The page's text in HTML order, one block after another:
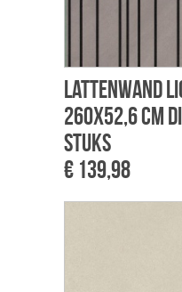
Lattenwand
260x52,6 cm
stuks
€ 139,98